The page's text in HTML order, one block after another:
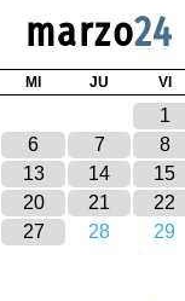
marzo24
MI JU VI
1
6 7 8
13 14 15
20 21 22
27 28 29